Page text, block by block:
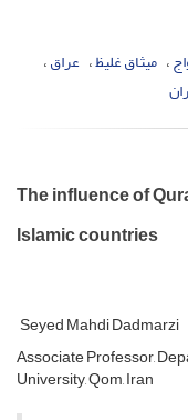
میثاق غلیظ عراق
The influence of
Islamic countries
Seyed Mahdi Dadmarzi
Associate Professor,
University, Qom, Iran